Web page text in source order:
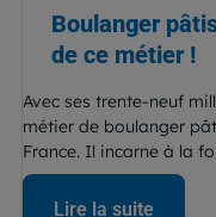
Boulanger
de ce métier !
Avec ses trente-neuf
métier de boulanger
France. Il incarne à la
Lire la suite